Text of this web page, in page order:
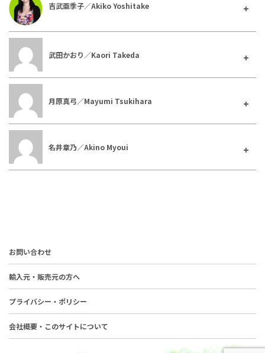
吉武亜季子／Akiko Yoshitake
武田かおり／Kaori Takeda
月原真弓／Mayumi Tsukihara
名井章乃／Akino Myoui
お問い合わせ
輸入元・販売元の方へ
プライバシー・ポリシー
会社概要・このサイトについて